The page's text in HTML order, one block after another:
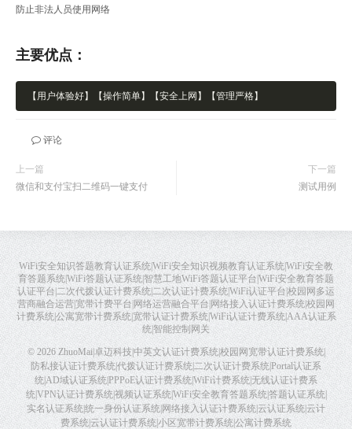
防止非法人员使用网络
主要优点：
【用户体验好】【操作简单】【安全上网】【管理严格】
评论
上一篇
微信和支付宝扫二维码一键支付
下一篇
测试用例
WiFi安全知识答题教育认证系统|WiFi安全知识视频教育认证系统|WiFi安全教
育答题系统|WiFi答题认证系统|智慧工地WiFi答题认证平台|WiFi安全教育答题
认证平台|二次代拨认证计费系统|二次认证计费系统|WiFi认证平台|校园网多运
营商融合运营|宽带计费平台|网络运营融合平台|网络接入认证计费系统|校园网
计费系统|公寓宽带计费系统|宽带认证计费系统|WiFi认证计费系统|AAA认证系
统|智能控制网关
© 2026ZhuoMai|卓迈科技|中英文认证计费系统|校园网宽带认证计费系统|
防私接认证计费系统|代拨认证计费系统|二次认证计费系统|Portal认证系
统|AD域认证系统|PPPoE认证计费系统|WiFi计费系统|无线认证计费系
统|VPN认证计费系统|视频认证系统|WiFi安全教育答题系统|答题认证系统|
实名认证系统|统一身份认证系统|网络接入认证计费系统|云认证系统|云计
费系统|云认证计费系统|小区宽带计费系统|公寓计费系统